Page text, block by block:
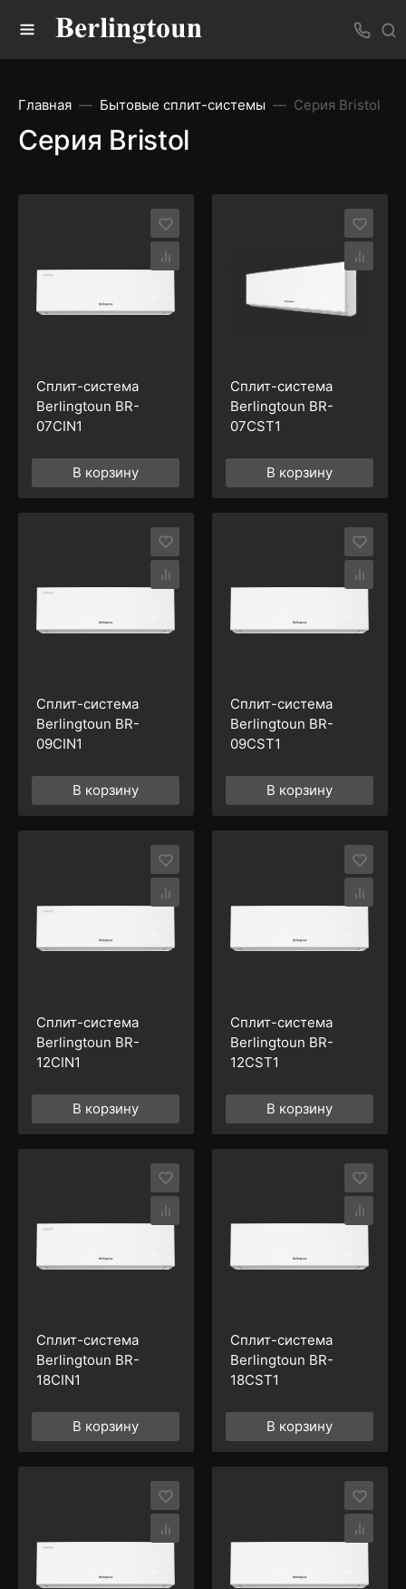
Главная Бытовые сплит-системы Серия Bristol
Серия Bristol
Сплит-система
Berlingtoun BR-
07CIN1
В корзину
Сплит-система
Berlingtoun BR-
07CST1
В корзину
Сплит-система
Berlingtoun BR-
09CIN1
В корзину
Сплит-система
Berlingtoun BR-
09CST1
В корзину
Сплит-система
Berlingtoun BR-
12CIN1
В корзину
Сплит-система
Berlingtoun BR-
12CST1
В корзину
Сплит-система
Berlingtoun BR-
18CIN1
В корзину
Сплит-система
Berlingtoun BR-
18CST1
В корзину